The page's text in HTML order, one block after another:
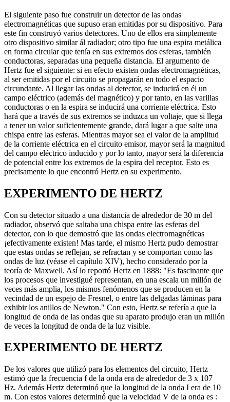
El siguiente paso fue construir un detector de las ondas
electromagnéticas que supuso eran emitidas por su dispositivo. Para
este fin construyó varios detectores. Uno de ellos era simplemente
otro dispositivo similar ál radiador; otro tipo fue una espira metálica
en forma circular que tenía en sus extremos dos esferas, también
conductoras, separadas una pequeña distancia. El argumento de
Hertz fue el siguiente: si en efecto existen ondas electromagnéticas,
al ser emitidas por el circuito se propagarán en todo el espacio
circundante. Al llegar las ondas al detector, se inducirá en él un
campo eléctrico (además del magnético) y por tanto, en las varillas
conductoras o en la espira se inducirá una corriente eléctrica. Esto
hará que a través de sus extremos se induzca un voltaje, que si llega
a tener un valor suficientemente grande, dará lugar a que salte una
chispa entre las esferas. Mientras mayor sea el valor de la amplitud
de la corriente eléctrica en el circuito emisor, mayor será la magnitud
del campo eléctrico inducido y por lo tanto, mayor será la diferencia
de potencial entre los extremos de la espira del receptor. Esto es
precisamente lo que encontró Hertz en su experimento.
EXPERIMENTO DE HERTZ
Con su detector situado a una distancia de alrededor de 30 m del
radiador, observó que saltaba una chispa entre las esferas del
detector, con lo que demostró que las ondas electromagnéticas
¡efectivamente existen! Mas tarde, el mismo Hertz pudo demostrar
que estas ondas se reflejan, se refractan y se comportan como las
ondas de luz (véase el capítulo XIV), hecho considerado por la
teoría de Maxwell. Así lo reportó Hertz en 1888: "Es fascinante que
los procesos que investigué representan, en una escala un millón de
veces más amplia, los mismos fenómenos que se producen en la
vecindad de un espejo de Fresnel, o entre las delgadas láminas para
exhibir los anillos de Newton." Con esto, Hertz se refería a que la
longitud de onda de las ondas que su aparato produjo eran un millón
de veces la longitud de onda de la luz visible.
EXPERIMENTO DE HERTZ
De los valores que utilizó para los elementos del circuito, Hertz
estimó que la frecuencia f de la onda era de alrededor de 3 x 107
Hz. Además Hertz determinó que la longitud de la onda I era de 10
m. Con estos valores determinó que la velocidad V de la onda es :